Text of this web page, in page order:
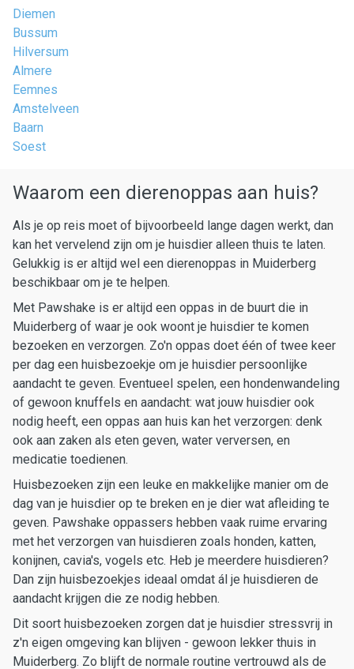
Diemen
Bussum
Hilversum
Almere
Eemnes
Amstelveen
Baarn
Soest
Waarom een dierenoppas aan huis?
Als je op reis moet of bijvoorbeeld lange dagen werkt, dan
kan het vervelend zijn om je huisdier alleen thuis te laten.
Gelukkig is er altijd wel een dierenoppas in Muiderberg
beschikbaar om je te helpen.
Met Pawshake is er altijd een oppas in de buurt die in
Muiderberg of waar je ook woont je huisdier te komen
bezoeken en verzorgen. Zo'n oppas doet één of twee keer
per dag een huisbezoekje om je huisdier persoonlijke
aandacht te geven. Eventueel spelen, een hondenwandeling
of gewoon knuffels en aandacht: wat jouw huisdier ook
nodig heeft, een oppas aan huis kan het verzorgen: denk
ook aan zaken als eten geven, water verversen, en
medicatie toedienen.
Huisbezoeken zijn een leuke en makkelijke manier om de
dag van je huisdier op te breken en je dier wat afleiding te
geven. Pawshake oppassers hebben vaak ruime ervaring
met het verzorgen van huisdieren zoals honden, katten,
konijnen, cavia's, vogels etc. Heb je meerdere huisdieren?
Dan zijn huisbezoekjes ideaal omdat ál je huisdieren de
aandacht krijgen die ze nodig hebben.
Dit soort huisbezoeken zorgen dat je huisdier stressvrij in
z'n eigen omgeving kan blijven - gewoon lekker thuis in
Muiderberg. Zo blijft de normale routine vertrouwd als de